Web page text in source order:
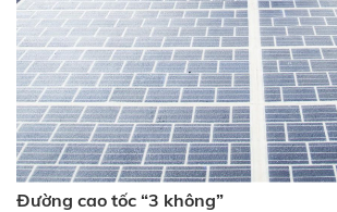
Đường cao tốc “3 không”